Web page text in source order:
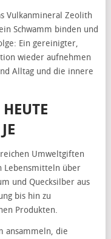
Vulkanmineral Zeolith
Schwamm binden und
Ein gereinigter,
wieder aufnehmen
Alltag und die innere
Umweltgiften
Lebensmitteln über
und Quecksilber aus
bis hin zu
Produkten.
ansammeln, die